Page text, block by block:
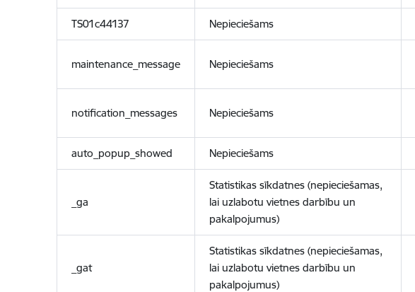
TS01c44137 Nepieciešams
maintenance_message Nepieciešams
notification_messages Nepieciešams
auto_popup_showed Nepieciešams
_ga
Statistikas sīkdatnes (nepieciešamas,
lai uzlabotu vietnes darbību un
pakalpojumus)
_gat
Statistikas sīkdatnes (nepieciešamas,
lai uzlabotu vietnes darbību un
pakalpojumus)